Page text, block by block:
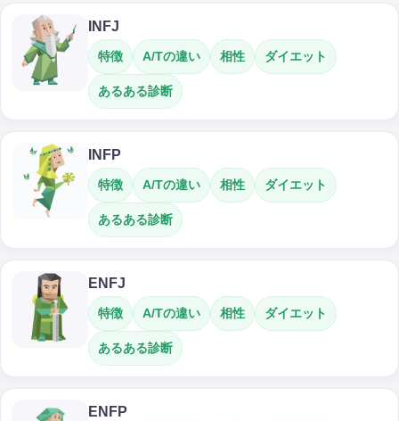
INFJ
特徴 A/Tの違い 相性 ダイエット
あるある診断
INFP
特徴 A/Tの違い 相性 ダイエット
あるある診断
ENFJ
特徴 A/Tの違い 相性 ダイエット
あるある診断
ENFP